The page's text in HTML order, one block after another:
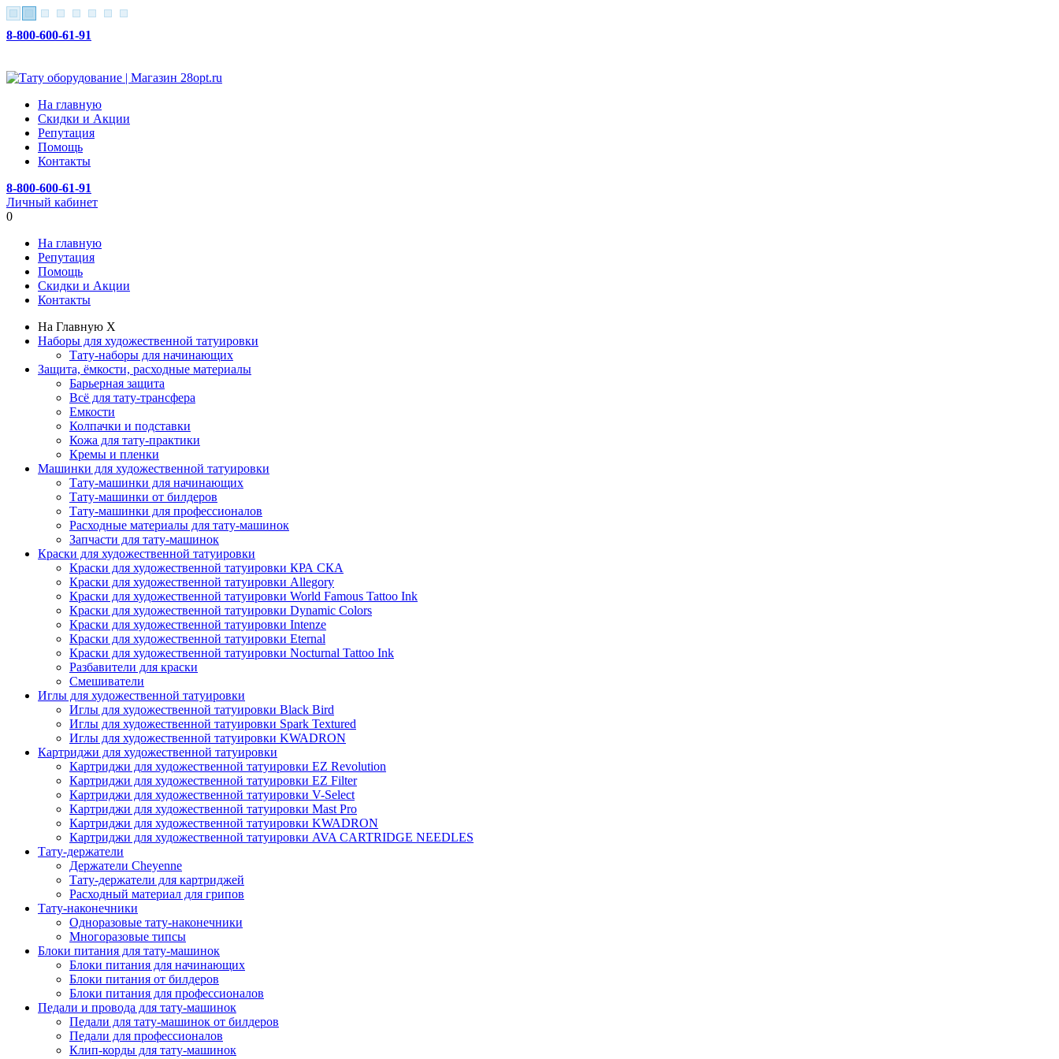
8-800-600-61-91
На главную
Скидки и Акции
Репутация
Помощь
Контакты
8-800-600-61-91
Личный кабинет
0
На главную
Репутация
Помощь
Скидки и Акции
Контакты
На Главную X
Наборы для художественной татуировки
Тату-наборы для начинающих
Защита, ёмкости, расходные материалы
Барьерная защита
Всё для тату-трансфера
Емкости
Колпачки и подставки
Кожа для тату-практики
Кремы и пленки
Машинки для художественной татуировки
Тату-машинки для начинающих
Тату-машинки от билдеров
Тату-машинки для профессионалов
Расходные материалы для тату-машинок
Запчасти для тату-машинок
Краски для художественной татуировки
Краски для художественной татуировки КРА СКА
Краски для художественной татуировки Allegory
Краски для художественной татуировки World Famous Tattoo Ink
Краски для художественной татуировки Dynamic Colors
Краски для художественной татуировки Intenze
Краски для художественной татуировки Eternal
Краски для художественной татуировки Nocturnal Tattoo Ink
Разбавители для краски
Смешиватели
Иглы для художественной татуировки
Иглы для художественной татуировки Black Bird
Иглы для художественной татуировки Spark Textured
Иглы для художественной татуировки KWADRON
Картриджи для художественной татуировки
Картриджи для художественной татуировки EZ Revolution
Картриджи для художественной татуировки EZ Filter
Картриджи для художественной татуировки V-Select
Картриджи для художественной татуировки Mast Pro
Картриджи для художественной татуировки KWADRON
Картриджи для художественной татуировки AVA CARTRIDGE NEEDLES
Тату-держатели
Держатели Cheyenne
Тату-держатели для картриджей
Расходный материал для грипов
Тату-наконечники
Одноразовые тату-наконечники
Многоразовые типсы
Блоки питания для тату-машинок
Блоки питания для начинающих
Блоки питания от билдеров
Блоки питания для профессионалов
Педали и провода для тату-машинок
Педали для тату-машинок от билдеров
Педали для профессионалов
Клип-корды для тату-машинок